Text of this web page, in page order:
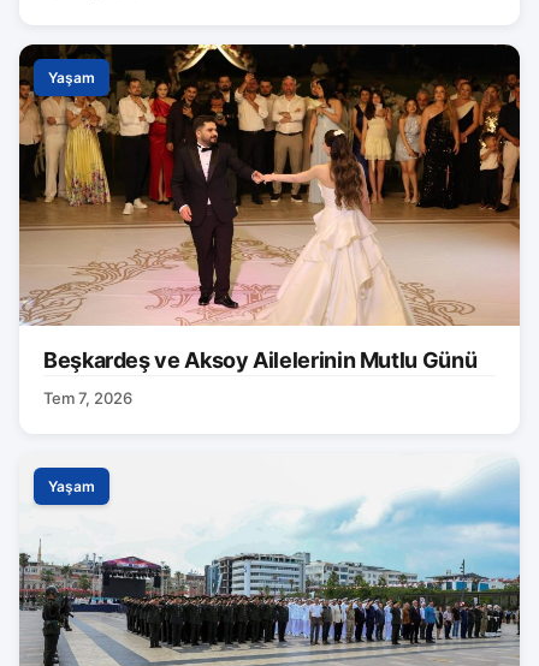
Yaşam
Beşkardeş ve Aksoy Ailelerinin Mutlu Günü
Tem 7, 2026
Yaşam